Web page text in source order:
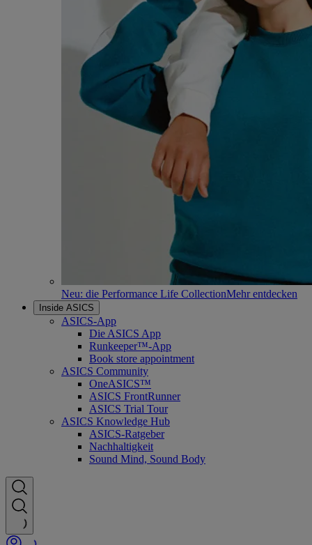
Neu: die Performance Life CollectionMehr entdecken
Inside ASICS
ASICS-App
Die ASICS App
Runkeeper™-App
Book store appointment
ASICS Community
OneASICS™
ASICS FrontRunner
ASICS Trial Tour
ASICS Knowledge Hub
ASICS-Ratgeber
Nachhaltigkeit
Sound Mind, Sound Body